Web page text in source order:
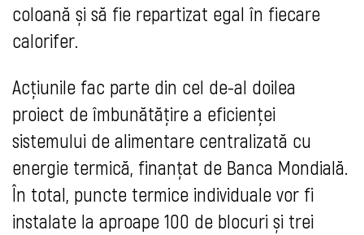
coloană și să fie repartizat egal în fiecare
calorifer.
Acțiunile fac parte din cel de-al doilea
proiect de îmbunătățire a eficienței
sistemului de alimentare centralizată cu
energie termică, finanțat de Banca Mondială.
În total, puncte termice individuale vor fi
instalate la aproape 100 de blocuri și trei